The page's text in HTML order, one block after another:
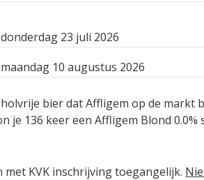
donderdag 23 juli 2026
maandag 10 augustus 2026
bier dat Affligem op de
je 136 keer een Affligem Blond
KVK inschrijving toegangelijk.